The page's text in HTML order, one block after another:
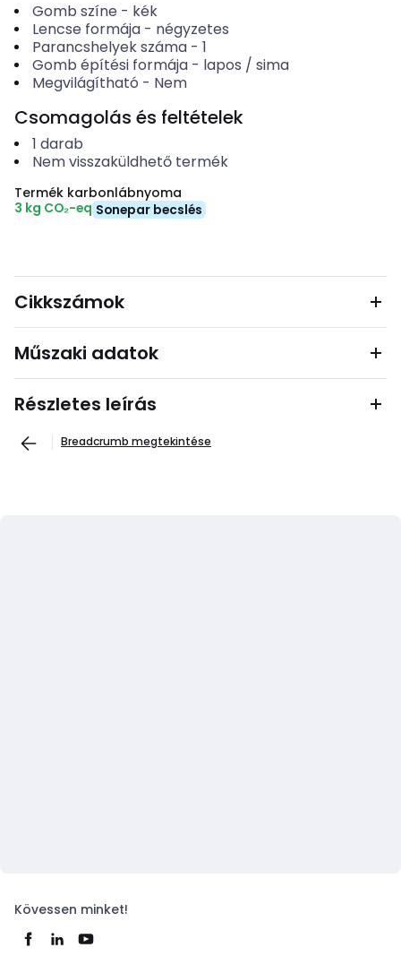
Gomb színe - kék
Lencse formája- négyzetes
Parancshelyek száma- 1
Gomb építési formája- lapos / sima
Megvilágítható - Nem
Csomagolás és feltételek
1 darab
Nem visszaküldhető termék
Termék karbonlábnyoma
3 kg CO₂-eq Sonepar becslés
Cikkszámok
Műszaki adatok
Részletes leírás
Breadcrumb megtekintése
Kövessen minket!